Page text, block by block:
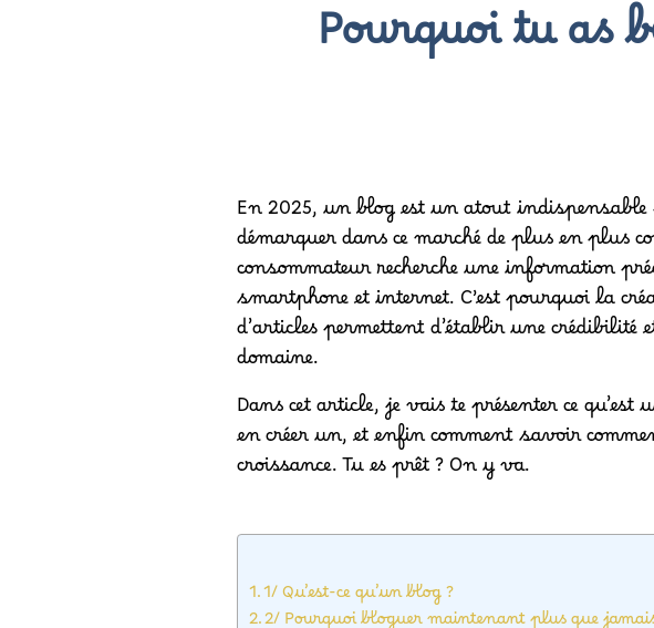
Pourquoi tu as
En 2025, un blog est un atout
démarquer dans ce marché de plus en plus
consommateur recherche une information
smartphone et internet. C’est pourquoi la
d’articles permettent d’établir une crédibilité
domaine.
Dans cet article, je vais te présenter ce
en créer un, et enfin comment savoir
croissance. Tu es prêt ? On y va.
1/ Qu’est-ce qu’un blog ?